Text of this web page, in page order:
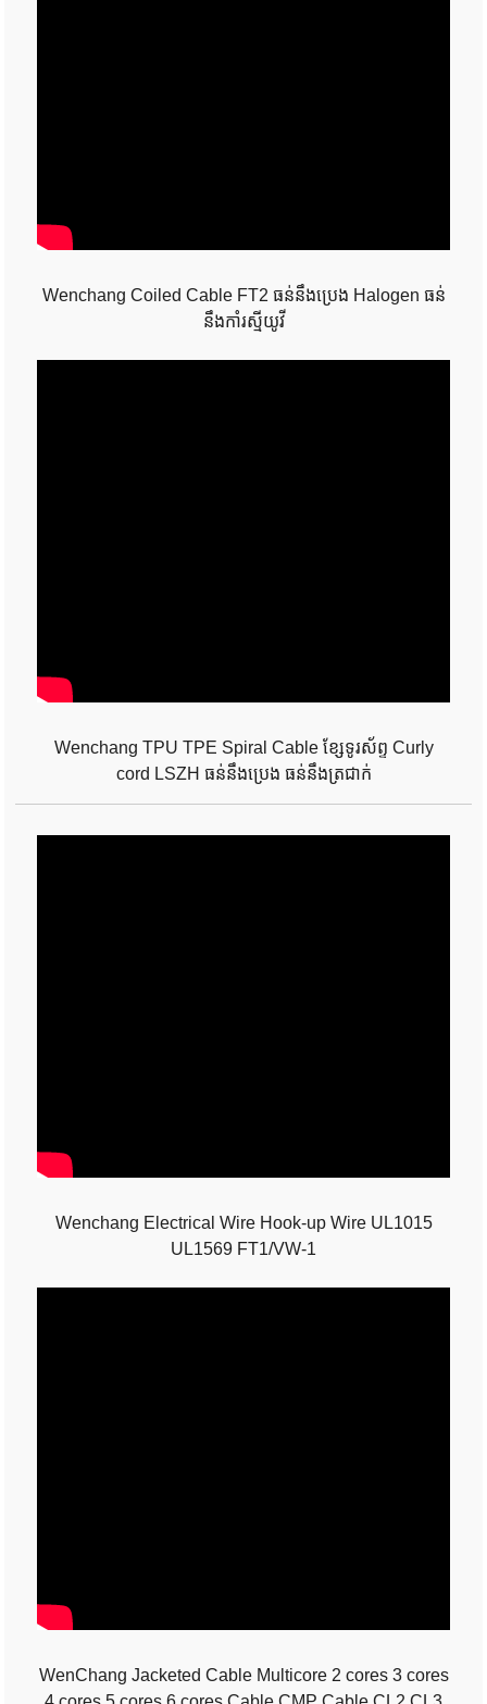
Wenchang Coiled Cable FT2 ធន់នឹងប្រេង Halogen ធន់
នឹងកាំរស្មីយូវី
Wenchang TPU TPE Spiral Cable ខ្សែទូរស័ព្ទ Curly
cord LSZH ធន់នឹងប្រេង ធន់នឹងត្រជាក់
Wenchang Electrical Wire Hook-up Wire UL1015
UL1569 FT1/VW-1
WenChang Jacketed Cable Multicore 2 cores 3 cores